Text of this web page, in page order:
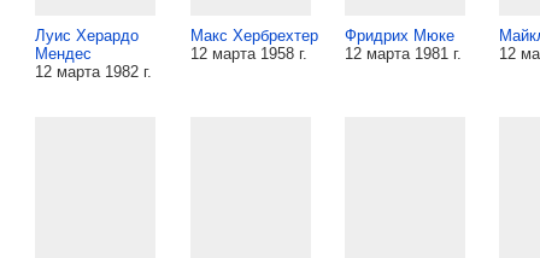
Луис Херардо
Мендес
12 марта 1982 г.
Макс Хербрехтер
12 марта 1958 г.
Фридрих Мюке
12 марта 1981 г.
12